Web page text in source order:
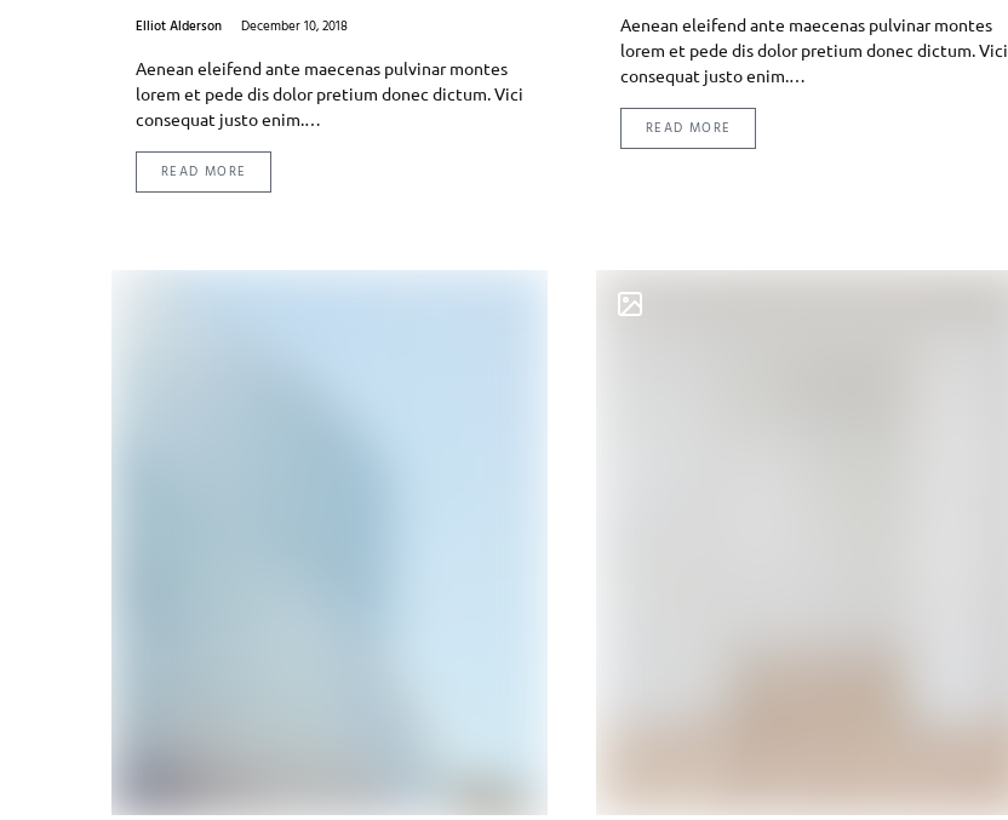
Elliot Alderson
December 10, 2018
Aenean eleifend ante maecenas pulvinar montes
lorem et pede dis dolor pretium donec dictum. Vici
consequat justo enim.…
READ MORE
Aenean eleifend ante maecenas pulvinar montes
lorem et pede dis dolor pretium donec dictum. Vici
consequat justo enim.…
READ MORE